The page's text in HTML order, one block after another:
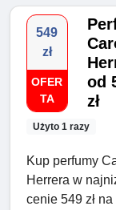
549
zł
OFER
TA
Użyto 1 razy
od
zł
Kup perfumy
Herrera w
cenie 549 zł na